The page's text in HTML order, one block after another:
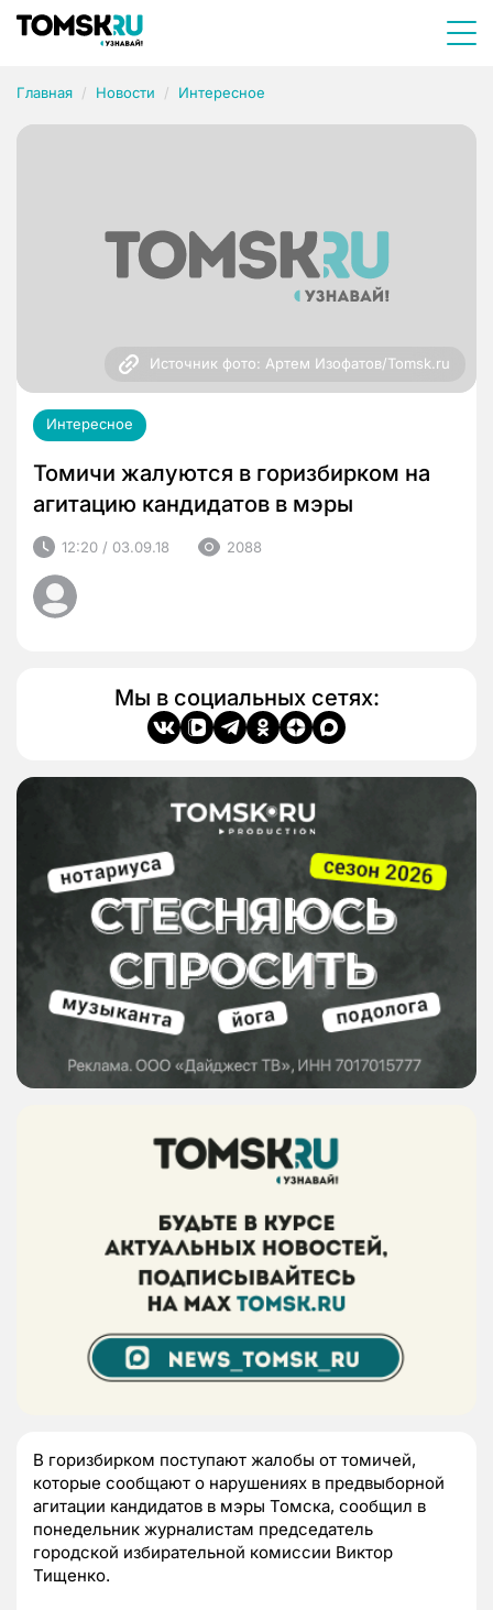
Главная Новости Интересное
Источник фото: Артем Изофатов/Tomsk.ru
Интересное
Томичи жалуются в горизбирком на
агитацию кандидатов в мэры
12:20 / 03.09.18 2088
Мы в социальных сетях:
В горизбирком поступают жалобы от томичей,
которые сообщают о нарушениях в предвыборной
агитации кандидатов в мэры Томска, сообщил в
понедельник журналистам председатель
городской избирательной комиссии Виктор
Тищенко.